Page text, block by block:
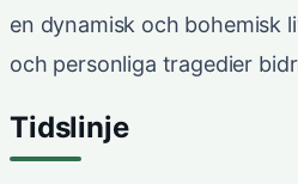
en dynamisk och bohemisk
och personliga tragedier
Tidslinje